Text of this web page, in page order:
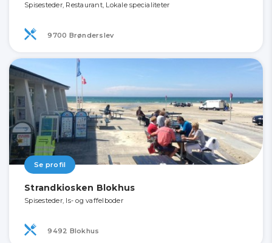
Spisesteder, Restaurant, Lokale specialiteter
9700 Brønderslev
Se profil
Strandkiosken Blokhus
Spisesteder, Is- og vaffelboder
9492 Blokhus